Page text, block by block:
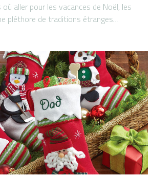
aller pour les vacances de Noël, les
pléthore de traditions étranges…